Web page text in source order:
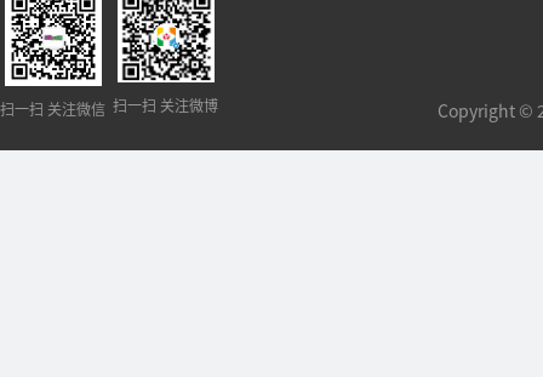
扫一扫 关注微信 扫一扫 关注微博 Copyright ©